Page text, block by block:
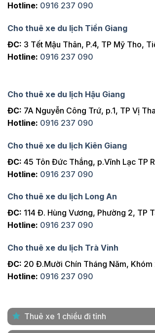
Hotline: 0916 237 090
Cho thuê xe du lịch Tiền Giang
ĐC: 3 Tết Mậu Thân, P.4, TP Mỹ Tho,
Hotline: 0916 237 090
Cho thuê xe du lịch Hậu Giang
ĐC: 7A Nguyễn Công Trứ, p.1, TP Vị
Hotline: 0916 237 090
Cho thuê xe du lịch Kiên Giang
ĐC: 45 Tôn Đức Thắng, p.Vĩnh Lạc TP
Hotline: 0916 237 090
Cho thuê xe du lịch Long An
ĐC: 114 Đ. Hùng Vương, Phường 2, TP
Hotline: 0916 237 090
Cho thuê xe du lịch Trà Vinh
ĐC: 20 Đ.Mười Chín Tháng Năm, Khóm
Hotline: 0916 237 090
Thuê xe 1 chiều đi tỉnh